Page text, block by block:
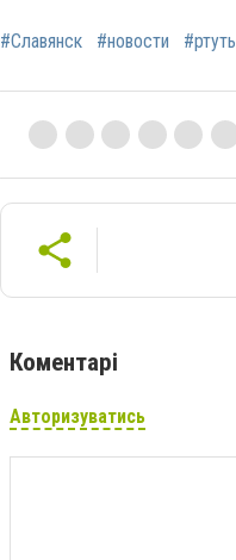
#Славянск #новости #ртуть
Коментарі
Авторизуватись